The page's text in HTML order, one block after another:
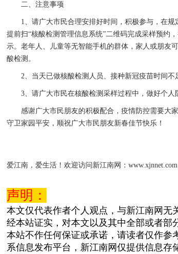
二、注意事项
1、请广大市民合理安排好时间，积极参与，在规
提前扫“核酸检测管理信息系统”二维码完成采样预约
示。老年人、儿童等无智能手机的群体，家人或朋友
酸检测。
2、当天已做核酸检测人员、接种新冠疫苗时间不
3、请广大市民在核酸检测采样过程中，做好个人
感谢广大市民朋友的积极配合，疫情防控需要大家
守卫家园平安，顺祝广大市民朋友新春佳节快乐！
爱江南，爱生活！欢迎访问新江南网：www.xjnnet.com
声明：
本文仅代表作者个人观点，与新江南网无
经本站证实，对本文以及其中全部或者部
本站不作任何保证或承诺，请读者仅作
系信息发布平台，新江南网仅提供信息